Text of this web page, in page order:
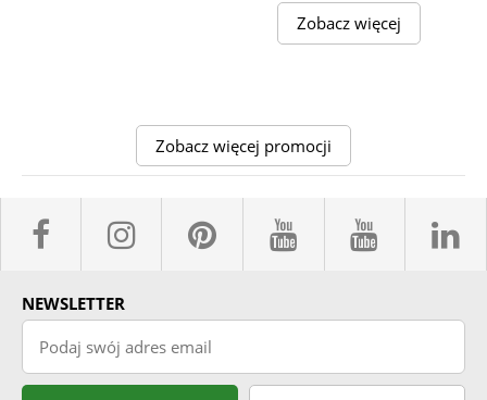
Zobacz więcej
Zobacz więcej promocji
facebook sklepyBELPOL
instagram
pinterestyoutube
NEWSLETTER
Podaj swój adres email